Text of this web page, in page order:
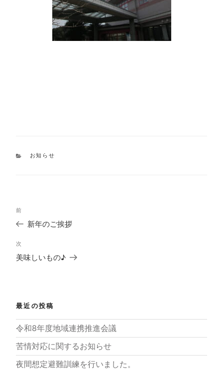
カ
お知らせ
稿
ナ
ゲ
シ
過
去
の
投
稿
前
新年のご挨拶
次
の
投
次
美味しいもの♪
最近の投稿
令和8年度地域連携推進会議
苦情対応に関するお知らせ
夜間想定避難訓練を行いました。